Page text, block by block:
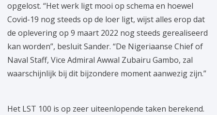
opgelost. “Het werk ligt mooi op schema en hoewel
Covid-19 nog steeds op de loer ligt, wijst alles erop dat
de oplevering op 9 maart 2022 nog steeds gerealiseerd
kan worden”, besluit Sander. “De Nigeriaanse Chief of
Naval Staff, Vice Admiral Awwal Zubairu Gambo, zal
waarschijnlijk bij dit bijzondere moment aanwezig zijn.”
Het LST 100 is op zeer uiteenlopende taken berekend.